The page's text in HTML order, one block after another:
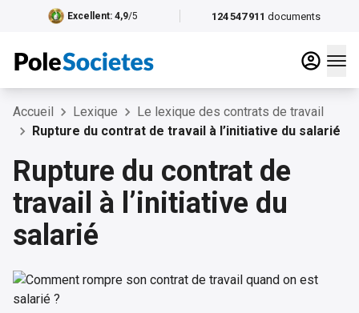
124 547 911 documents
Excellent: 4,9/5
Accueil Lexique
Le lexique des contrats de travail
Rupture du contrat de travail à l’initiative du salarié
Rupture du contrat de
travail à l’initiative du
salarié